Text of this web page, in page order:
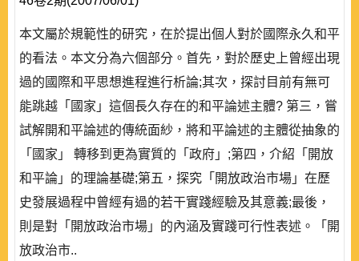
本文屬於規範性的研究，在於提出個人對於國際永久和平
的看法。本文分為六個部分。首先，對於歷史上曾經出現
過的國際和平思想進程進行析論;其次，探討目前有無可
能跳越「國家」這個長久存在的和平論述主體? 第三，嘗
試解開和平論述的傳統面紗，將和平論述的主體從抽象的
「國家」 轉移到更為實質的「政府」;第四，介紹「開放
和平論」的理論基礎;第五，探究「開放政治市場」在歷
史發展過程中曾經有過的若干實踐經驗及其意義;最後，
則是對「開放政治市場」的內涵及實踐可行性表述。「開
放政治市..